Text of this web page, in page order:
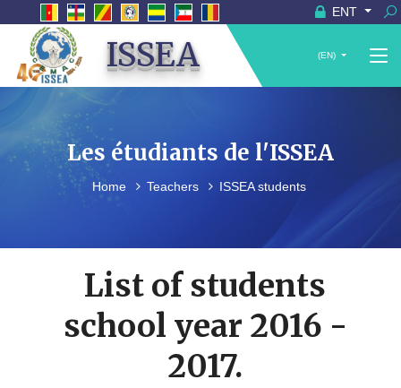
ENT
ISSEA (EN)
Les étudiants de l'ISSEA
Home Teachers ISSEA students
List of students
school year 2016 -
2017.